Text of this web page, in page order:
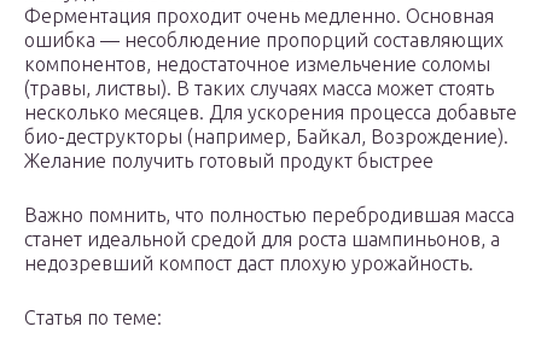
Ферментация проходит очень медленно. Основная
ошибка — несоблюдение пропорций составляющих
компонентов, недостаточное измельчение соломы
(травы, листвы). В таких случаях масса может стоять
несколько месяцев. Для ускорения процесса добавьте
био-деструкторы (например, Байкал, Возрождение).
Желание получить готовый продукт быстрее
Важно помнить, что полностью перебродившая масса
станет идеальной средой для роста шампиньонов, а
недозревший компост даст плохую урожайность.
Статья по теме: